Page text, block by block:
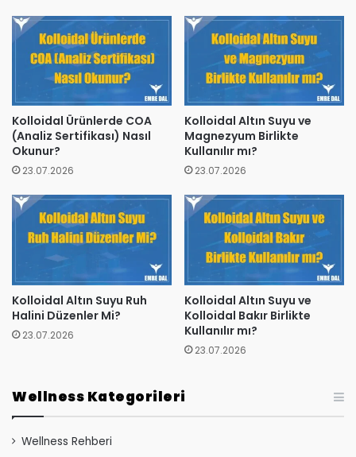
Kolloidal Ürünlerde COA
(Analiz Sertifikası) Nasıl
Okunur?
23.07.2026
Kolloidal Altın Suyu ve
Magnezyum Birlikte
Kullanılır mı?
23.07.2026
Kolloidal Altın Suyu Ruh
Halini Düzenler Mi?
23.07.2026
Kolloidal Altın Suyu ve
Kolloidal Bakır Birlikte
Kullanılır mı?
23.07.2026
Wellness Kategorileri
Wellness Rehberi